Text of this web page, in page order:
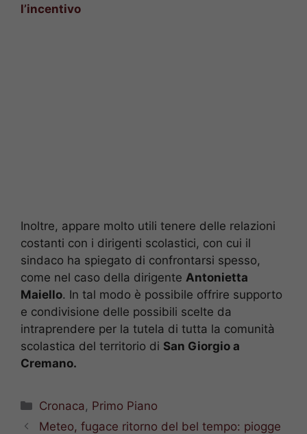
l’incentivo
Inoltre, appare molto utili tenere delle relazioni
costanti con i dirigenti scolastici, con cui il
sindaco ha spiegato di confrontarsi spesso,
come nel caso della dirigente Antonietta
Maiello. In tal modo è possibile offrire supporto
e condivisione delle possibili scelte da
intraprendere per la tutela di tutta la comunità
scolastica del territorio di San Giorgio a
Cremano.
Categorie
Cronaca, Primo Piano
Meteo, fugace ritorno del bel tempo: piogge